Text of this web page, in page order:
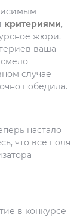
критериями,
жюри.
ваша
случае
победила.
настало
что все поля
в конкурсе